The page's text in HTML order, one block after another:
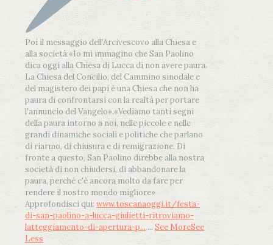
Poi il messaggio dell’Arcivescovo alla Chiesa e
alla società:«Io mi immagino che San Paolino
dica oggi alla Chiesa di Lucca di non avere paura.
La Chiesa del Concilio, del Cammino sinodale e
del magistero dei papi è una Chiesa che non ha
paura di confrontarsi con la realtà per portare
l'annuncio del Vangelo».«Vediamo tanti segni
della paura intorno a noi, nelle piccole e nelle
grandi dinamiche sociali e politiche che parlano
di riarmo, di chiusura e di remigrazione. Di
fronte a questo, San Paolino direbbe alla nostra
società di non chiudersi, di abbandonare la
paura, perché c'è ancora molto da fare per
rendere il nostro mondo migliore»
Approfondisci qui: www.toscanaoggi.it/festa-
di-san-paolino-a-lucca-giulietti-ritroviamo-
latteggiamento-di-apertura-p... ... See MoreSee
Less